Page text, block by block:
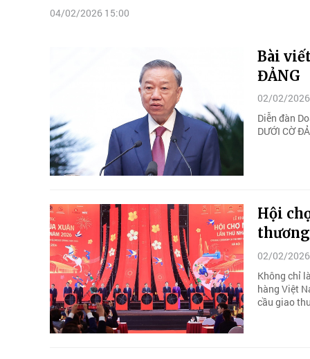
04/02/2026 15:00
Bài
ĐẢNG
02/02/
Diễn đàn
DƯỚI CỜ
Hội
thương
02/02/
Không chỉ
hàng Việt
cầu giao